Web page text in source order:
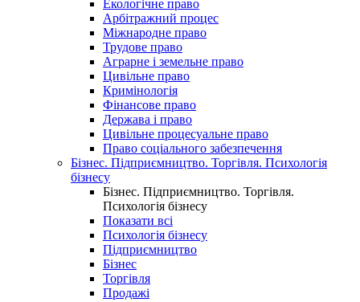
Екологічне право
Арбітражний процес
Міжнародне право
Трудове право
Аграрне і земельне право
Цивільне право
Кримінологія
Фінансове право
Держава і право
Цивільне процесуальне право
Право соціального забезпечення
Бізнес. Підприємництво. Торгівля. Психологія
бізнесу
Бізнес. Підприємництво. Торгівля.
Психологія бізнесу
Показати всі
Психологія бізнесу
Підприємництво
Бізнес
Торгівля
Продажі